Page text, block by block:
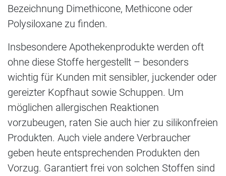
Bezeichnung Dimethicone, Methicone oder
Polysiloxane zu finden.
Insbesondere Apothekenprodukte werden oft
ohne diese Stoffe hergestellt – besonders
wichtig für Kunden mit sensibler, juckender oder
gereizter Kopfhaut sowie Schuppen. Um
möglichen allergischen Reaktionen
vorzubeugen, raten Sie auch hier zu silikonfreien
Produkten. Auch viele andere Verbraucher
geben heute entsprechenden Produkten den
Vorzug. Garantiert frei von solchen Stoffen sind